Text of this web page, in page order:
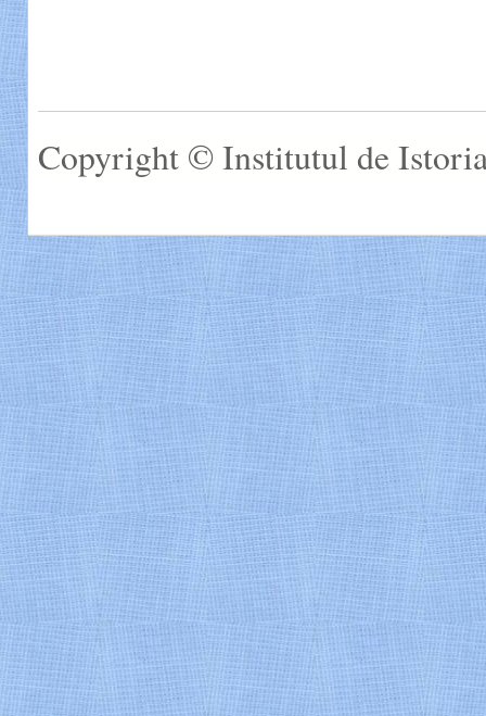
Copyright © Institutul de